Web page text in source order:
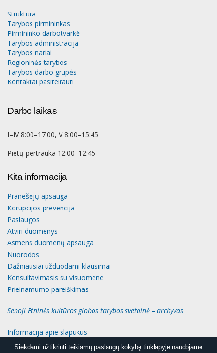
Siekdami užtikrinti teikiamų paslaugų kokybę tinklapyje naudojame
Siekdami užtikrinti teikiamų paslaugų kokybę tinklapyje naudojame
Struktūra
Tarybos pirmininkas
Pirmininko darbotvarkė
Tarybos administracija
Tarybos nariai
Regioninės tarybos
Tarybos darbo grupės
Kontaktai pasiteirauti
Darbo laikas
I–IV 8:00–17:00, V 8:00–15:45
Pietų pertrauka 12:00–12:45
Kita informacija
Pranešėjų apsauga
Korupcijos prevencija
Paslaugos
Atviri duomenys
Asmens duomenų apsauga
Nuorodos
Dažniausiai užduodami klausimai
Konsultavimasis su visuomene
Prieinamumo pareiškimas
Senoji Etninės kultūros globos tarybos svetainė – archyvas
Informacija apie slapukus